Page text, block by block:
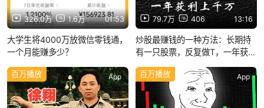
326.0万 1.6万 01:53
大学生将4000万放微信零钱通，
一个月能赚多少？
79.7万 406 13:16
炒股最赚钱的一种方法：长期持
有一只股票，反复做T，一年获利
百万播放 App 百万播放 App